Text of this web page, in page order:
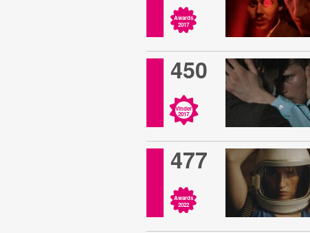
Awards
2017
450
Vinder
2017
477
Awards
2022